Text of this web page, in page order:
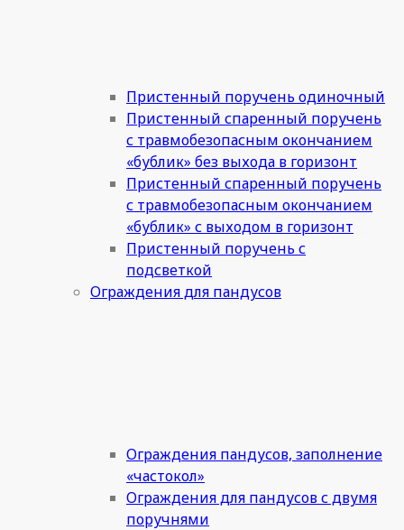
Пристенный поручень одиночный
Пристенный спаренный поручень
с травмобезопасным окончанием
«бублик» без выхода в горизонт
Пристенный спаренный поручень
с травмобезопасным окончанием
«бублик» с выходом в горизонт
Пристенный поручень с
подсветкой
Ограждения для пандусов
Ограждения пандусов, заполнение
«частокол»
Ограждения для пандусов с двумя
поручнями